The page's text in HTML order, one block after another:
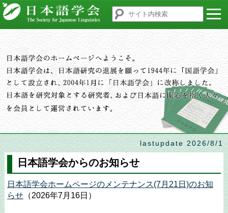
lastupdate 2026/8/1
日本語学会からのお知らせ
日本語学会ホームページのメンテナンス(7月21日)のお知
らせ（2026年7月16日）